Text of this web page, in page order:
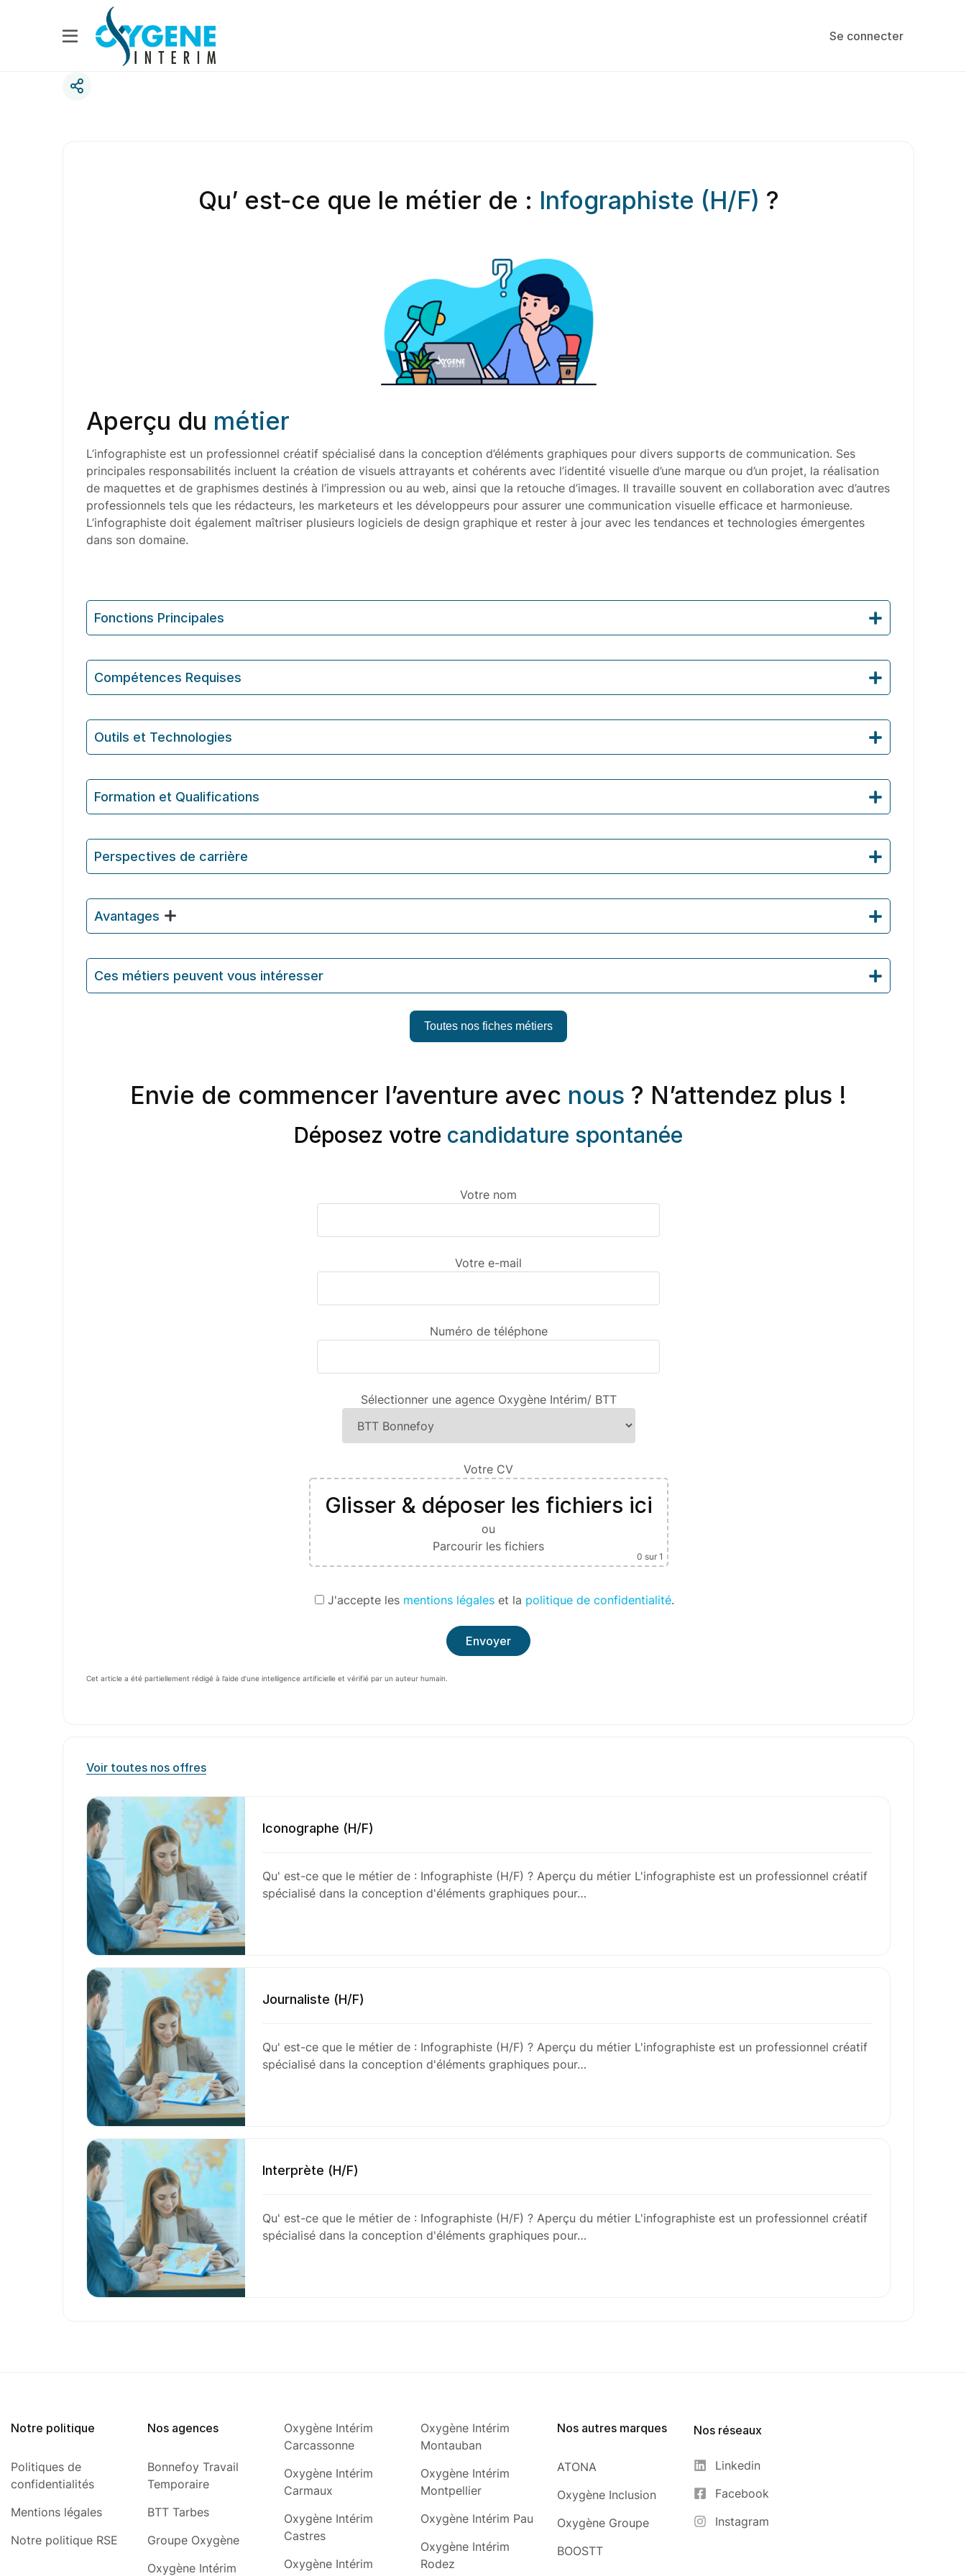
Se connecter
Qu’ est-ce que le métier de : Infographiste (H/F) ?
Aperçu du métier
L’infographiste est un professionnel créatif spécialisé dans la conception d’éléments graphiques pour divers supports de communication. Ses
principales responsabilités incluent la création de visuels attrayants et cohérents avec l’identité visuelle d’une marque ou d’un projet, la réalisation
de maquettes et de graphismes destinés à l’impression ou au web, ainsi que la retouche d’images. Il travaille souvent en collaboration avec d’autres
professionnels tels que les rédacteurs, les marketeurs et les développeurs pour assurer une communication visuelle efficace et harmonieuse.
L’infographiste doit également maîtriser plusieurs logiciels de design graphique et rester à jour avec les tendances et technologies émergentes
dans son domaine.
Fonctions Principales
Compétences Requises
Outils et Technologies ️
Formation et Qualifications
Perspectives de carrière
Avantages
Ces métiers peuvent vous intéresser
Toutes nos fiches métiers
Envie de commencer l’aventure avec nous ? N’attendez plus !
Déposez votre candidature spontanée
Votre nom
Votre e-mail
Numéro de téléphone
Sélectionner une agence Oxygène Intérim/ BTT
Votre CV
Glisser & déposer les fichiers ici
ou
Parcourir les fichiers
0 sur 1
J'accepte les mentions légaleset la politique de confidentialité.
Cet article a été partiellement rédigé à l’aide d’une intelligence artificielle et vérifié par un auteur humain.
Voir toutes nos offres
Iconographe (H/F)
Qu' est-ce que le métier de : Infographiste (H/F) ? Aperçu du métier L'infographiste est un professionnel créatif
spécialisé dans la conception d'éléments graphiques pour…
Journaliste (H/F)
Qu' est-ce que le métier de : Infographiste (H/F) ? Aperçu du métier L'infographiste est un professionnel créatif
spécialisé dans la conception d'éléments graphiques pour…
Interprète (H/F)
Qu' est-ce que le métier de : Infographiste (H/F) ? Aperçu du métier L'infographiste est un professionnel créatif
spécialisé dans la conception d'éléments graphiques pour…
Notre politique
Politiques de
confidentialités
Mentions légales
Notre politique RSE
Nos agences
Bonnefoy Travail
Temporaire
BTT Tarbes
Groupe Oxygène
Oxygène Intérim
Oxygène Intérim
Carcassonne
Oxygène Intérim
Carmaux
Oxygène Intérim
Castres
Oxygène Intérim
Oxygène Intérim
Montauban
Oxygène Intérim
Montpellier
Oxygène Intérim Pau
Oxygène Intérim
Rodez
Nos autres marques
ATONA
Oxygène Inclusion
Oxygène Groupe
BOOSTT
Nos réseaux
Linkedin
Facebook
Instagram